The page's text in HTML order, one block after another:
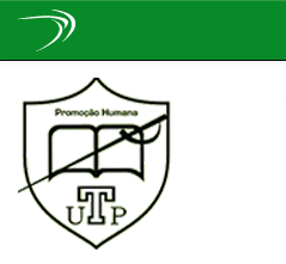
navigation